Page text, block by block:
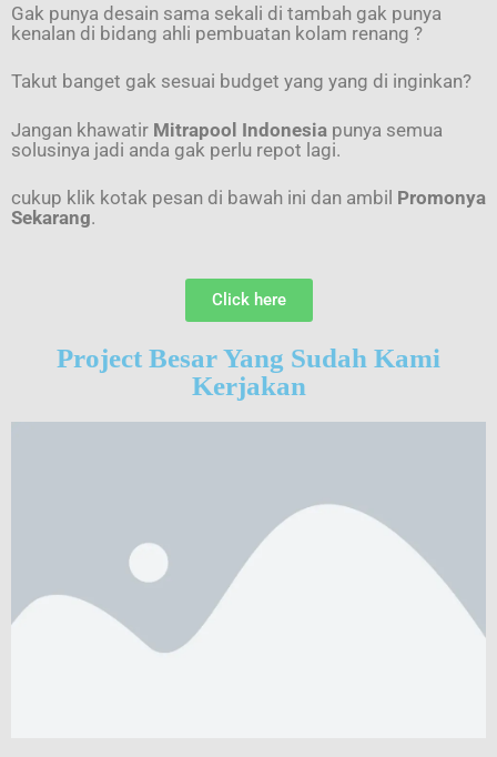
Gak punya desain sama sekali di tambah gak punya
kenalan di bidang ahli pembuatan kolam renang ?
Takut banget gak sesuai budget yang yang di inginkan?
Jangan khawatir Mitrapool Indonesia punya semua
solusinya jadi anda gak perlu repot lagi.
cukup klik kotak pesan di bawah ini dan ambil Promonya
Sekarang.
Click here
Project Besar Yang Sudah Kami
Kerjakan